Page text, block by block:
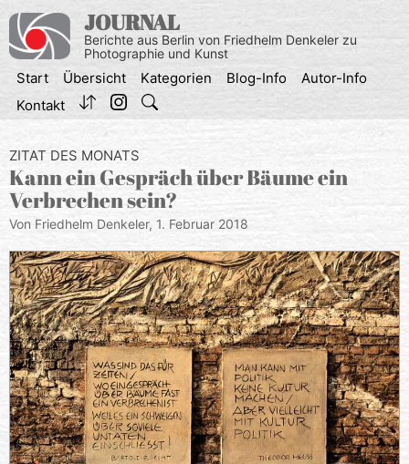
Inhalt
springen
JOURNAL
Berichte aus Berlin von Friedhelm Denkeler zu
Photographie und Kunst
Start Übersicht Kategorien Blog-Info
Autor-Info
Kontakt
ZITAT DES MONATS
Kann ein Gespräch über Bäume ein
Verbrechen sein?
Von Friedhelm Denkeler, 1. Februar 2018